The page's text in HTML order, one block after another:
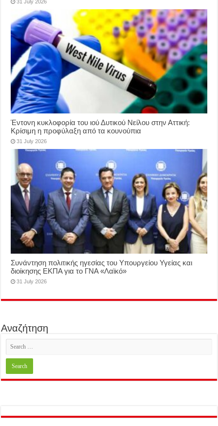
31 July 2026
Έντονη κυκλοφορία του ιού Δυτικού Νείλου στην Αττική:
Κρίσιμη η προφύλαξη από τα κουνούπια
31 July 2026
Συνάντηση πολιτικής ηγεσίας του Υπουργείου Υγείας και
διοίκησης ΕΚΠΑ για το ΓΝΑ «Λαϊκό»
31 July 2026
Αναζήτηση